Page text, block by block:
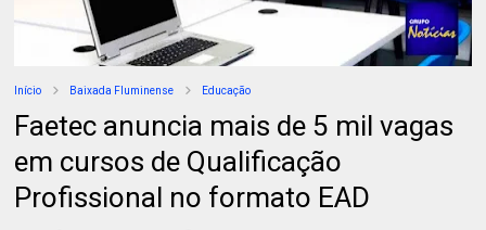
Início Baixada Fluminense Educação
Faetec anuncia mais de 5 mil vagas
em cursos de Qualificação
Profissional no formato EAD